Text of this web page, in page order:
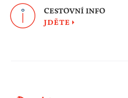
CESTOVNÍ INFO
JDĚTE